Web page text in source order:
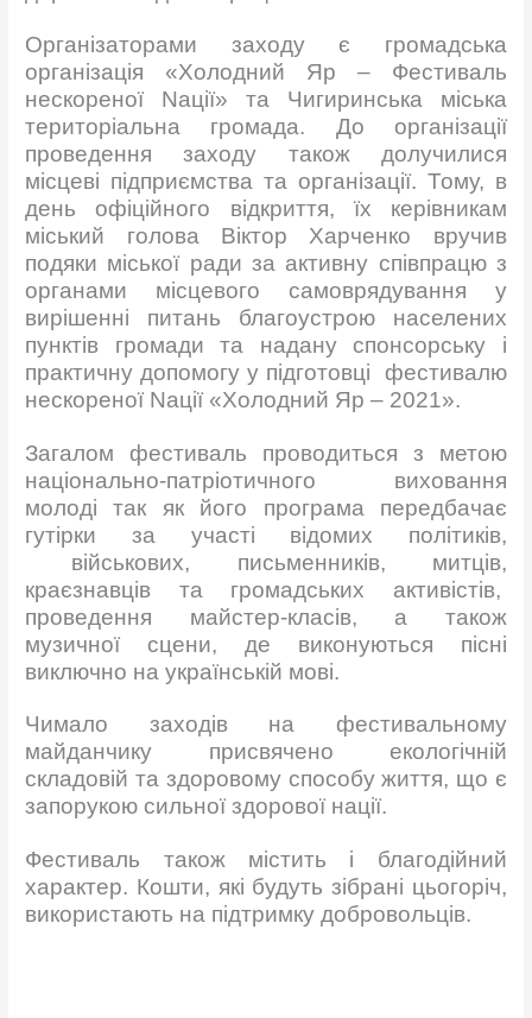
Організаторами заходу є громадська
організація «Холодний Яр – Фестиваль
нескореної Naції» та Чигиринська міська
територіальна громада. До організації
проведення заходу також долучилися
місцеві підприємства та організації. Тому, в
день офіційного відкриття, їх керівникам
міський голова Віктор Харченко вручив
подяки міської ради за активну співпрацю з
органами місцевого самоврядування у
вирішенні питань благоустрою населених
пунктів громади та надану спонсорську і
практичну допомогу у підготовці фестивалю
нескореної Nації «Холодний Яр – 2021».
Загалом фестиваль проводиться з метою
національно-патріотичного виховання
молоді так як його програма передбачає
гутірки за участі відомих політиків,
військових, письменників, митців,
краєзнавців та громадських активістів,
проведення майстер-класів, а також
музичної сцени, де виконуються пісні
виключно на українській мові.
Чимало заходів на фестивальному
майданчику присвячено екологічній
складовій та здоровому способу життя, що є
запорукою сильної здорової нації.
Фестиваль також містить і благодійний
характер. Кошти, які будуть зібрані цьогоріч,
використають на підтримку добровольців.